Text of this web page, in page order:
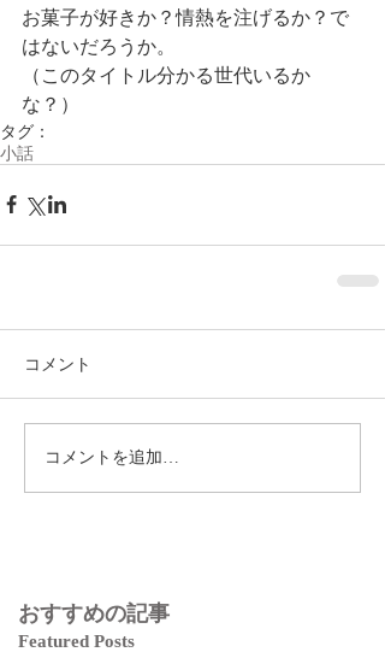
お菓子が好きか？情熱を注げるか？で
はないだろうか。
（このタイトル分かる世代いるか
な？）
タグ：
小話
コメント
コメントを追加…
おすすめの記事
Featured Posts